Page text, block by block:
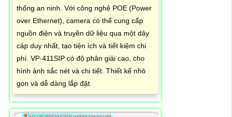
thống an ninh. Với công nghệ POE (Power
over Ethernet), camera có thể cung cấp
nguồn điện và truyền dữ liệu qua một dây
cáp duy nhất, tạo tiện ích và tiết kiệm chi
phí. VP-411SIP có độ phân giải cao, cho
hình ảnh sắc nét và chi tiết. Thiết kế nhỏ
gọn và dễ dàng lắp đặt